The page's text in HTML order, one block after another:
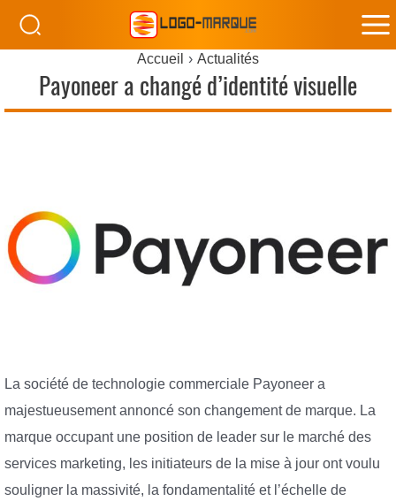
Accueil Actualités
Payoneer a changé d’identité visuelle
La société de technologie commerciale Payoneer a
majestueusement annoncé son changement de marque. La
marque occupant une position de leader sur le marché des
services marketing, les initiateurs de la mise à jour ont voulu
souligner la massivité, la fondamentalité et l’échelle de